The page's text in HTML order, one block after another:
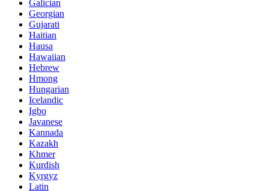
Galician
Georgian
Gujarati
Haitian
Hausa
Hawaiian
Hebrew
Hmong
Hungarian
Icelandic
Igbo
Javanese
Kannada
Kazakh
Khmer
Kurdish
Kyrgyz
Latin